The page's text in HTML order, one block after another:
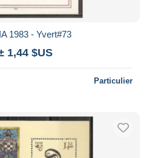
1983 - Yvert#73
1,44 $US
Particulier